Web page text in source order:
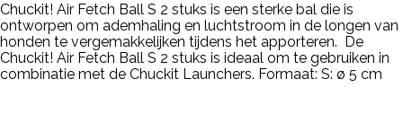
Chuckit! Air Fetch Ball S 2 stuks is een sterke bal die is
ontworpen om ademhaling en luchtstroom in de longen van
honden te vergemakkelijken tijdens het apporteren. De
Chuckit! Air Fetch Ball S 2 stuks is ideaal om te gebruiken in
combinatie met de Chuckit Launchers. Formaat: S: ø 5 cm